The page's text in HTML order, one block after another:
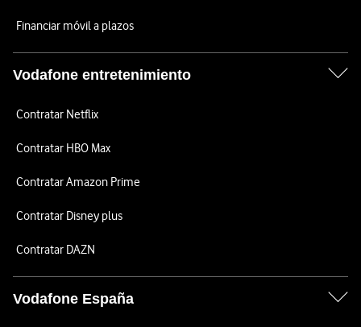
Financiar móvil a plazos
Vodafone entretenimiento
Contratar Netflix
Contratar HBO Max
Contratar Amazon Prime
Contratar Disney plus
Contratar DAZN
Vodafone España